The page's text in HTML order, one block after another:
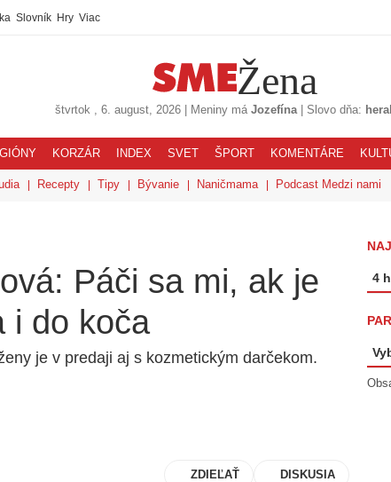
Slovník Hry Viac
Žena
štvrtok , 6. august, 2026| Meniny má Jozefína| Slovo dňa:
KORZÁR INDEX SVET ŠPORT KOMENTÁRE
Recepty Tipy Bývanie Naničmama Podcast Medzi nami
Páči sa mi, ak je
i do koča
je v predaji aj s kozmetickým darčekom.
ZDIEĽAŤ DISKUSIA
4